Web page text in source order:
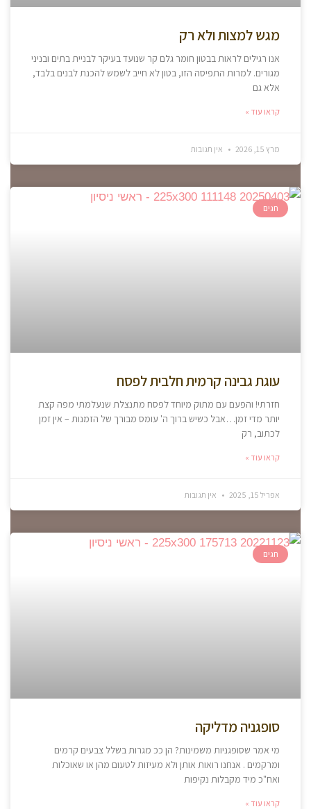
מגש למצות ולא רק
אנו רגילים לראות בבטון חומר גלם קר שנועד בעיקר לבניית בתים ובניני
מגורים. למרות התפיסה הזו, בטון לא חייב לשמש להכנת לבנים בלבד,
אלא גם
קראו עוד »
מרץ 15, 2026 אין תגובות
חגים
עוגת גבינה קרמית חלבית לפסח
חזרתי! והפעם עם מתוק מיוחד לפסח מתנצלת שנעלמתי מפה קצת
יותר מדי זמן…אבל כשיש ברוך ה' עומס מבורך של הזמנות – אין זמן
לכתוב, רק
קראו עוד »
אפריל 15, 2025 אין תגובות
חגים
סופגניה מדליקה
מי אמר שסופגניות משמינות? הן ככ מגרות בשלל צבעים קרמים
ומרקמים . אנחנו רואות אותן ולא מעיזות לטעום מהן או שאוכלות
ואח"כ מיד מקבלות נקיפות
קראו עוד »